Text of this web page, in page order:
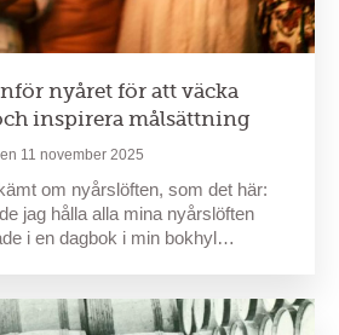
nyåret för att väcka
inspirera målsättning
11 november 2025
om nyårslöften, som det här:
jag hålla alla mina nyårslöften
i en dagbok i min bokhyl…